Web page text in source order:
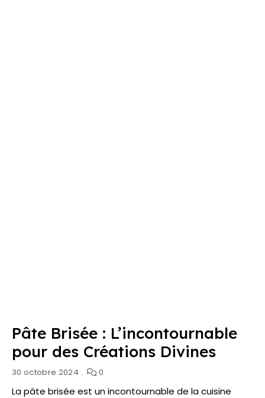
Pâte Brisée : L’incontournable
pour des Créations Divines
30 octobre 2024 0
La pâte brisée est un incontournable de la cuisine